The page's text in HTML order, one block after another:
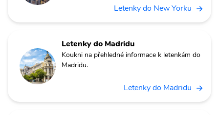
Letenky do New Yorku
Letenky do Madridu
Koukni na přehledné informace k letenkám do
Madridu.
Letenky do Madridu